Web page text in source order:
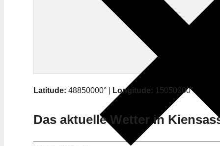
Latitude: 48850000° | Longitude: 15050000°
Das aktuelle Wetter in